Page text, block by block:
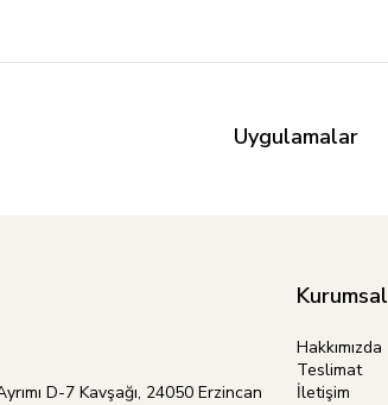
Uygulamalar
D-7 Kavşağı, 24050 Erzincan
Kurumsal
Hakkımızda
Teslimat
İletişim